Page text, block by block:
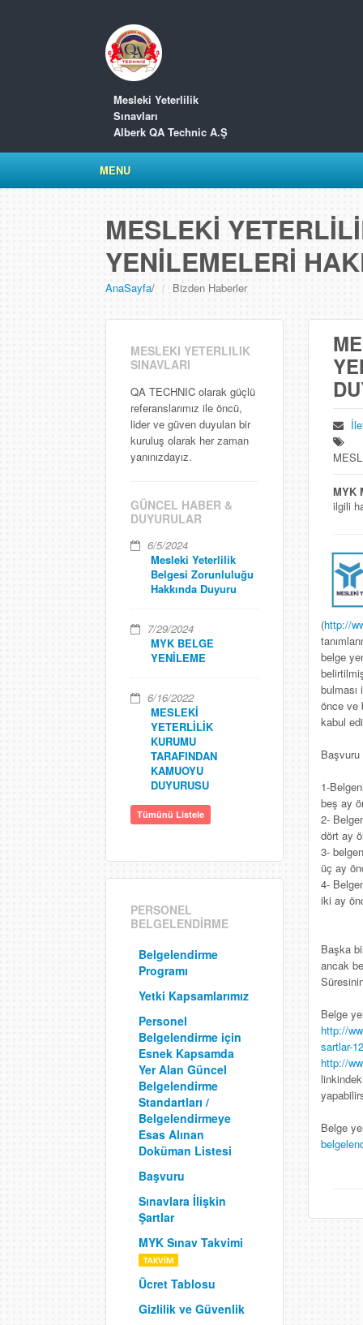
Mesleki Yeterlilik
Sınavları
Alberk QA Technic A.Ş
MENU
MESLEKİ
YENİLEMELERİ
AnaSayfa/ Bizden Haberler
MESLEKI YETERLILIK
SINAVLARI
QA TECHNIC olarak güçlü
referanslarımız ile öncü,
lider ve güven duyulan bir
kuruluş olarak her zaman
yanınızdayız.
GÜNCEL HABER &
DUYURULAR
6/5/2024
Mesleki Yeterlilik
Belgesi Zorunluluğu
Hakkında Duyuru
7/29/2024
MYK BELGE
YENİLEME
6/16/2022
MESLEKİ
YETERLİLİK
KURUMU
TARAFINDAN
KAMUOYU
DUYURUSU
Tümünü Listele
PERSONEL
BELGELENDİRME
Belgelendirme
Programı
Yetki Kapsamlarımız
Personel
Belgelendirme için
Esnek Kapsamda
Yer Alan Güncel
Belgelendirme
Standartları /
Belgelendirmeye
Esas Alınan
Doküman Listesi
Başvuru
Sınavlara İlişkin
Şartlar
MYK Sınav Takvimi
Ücret Tablosu
Gizlilik ve Güvenlik
MYK
ilgili
(http://
belge
önce ve
kabul
1-
beş ay
2-
dört ay
3-
üç ay
4-
iki ay
Başka
ancak
Belge
http://
sartlar-
http://
Belge